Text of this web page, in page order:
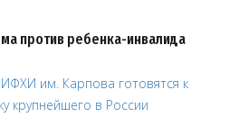
против ребенка-инвалида